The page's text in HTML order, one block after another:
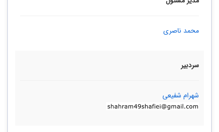
محمد ناصری
سردبیر
شهرام شفیعی